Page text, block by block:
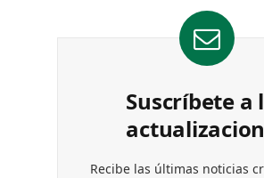
Suscríbete a
Recibe las últimas noticias